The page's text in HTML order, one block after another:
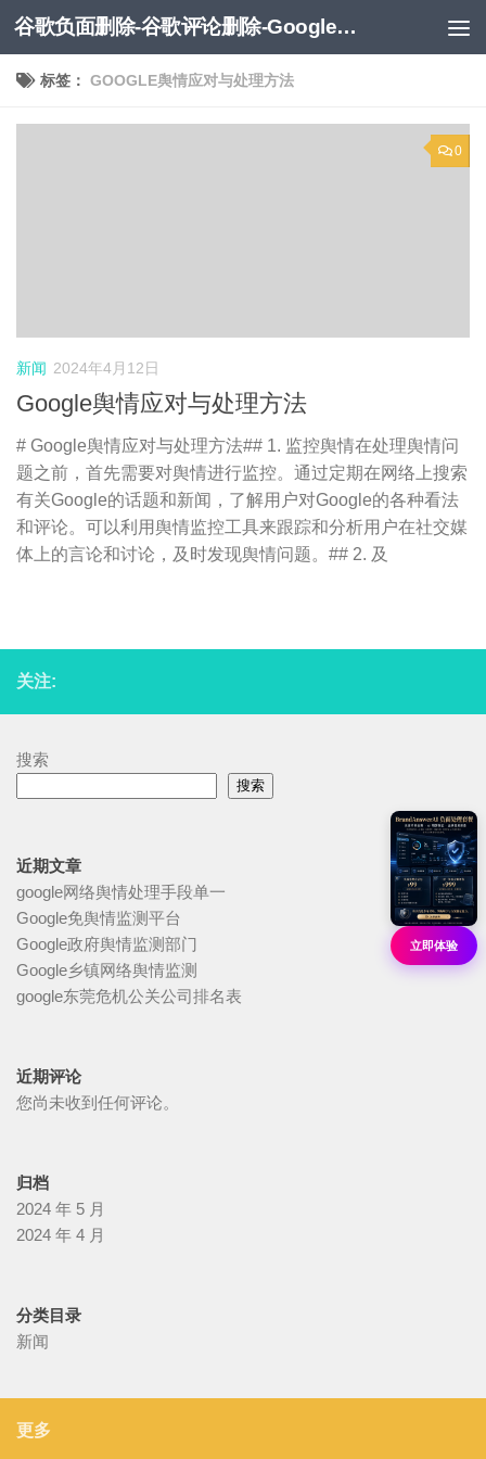
跳至内容 谷歌负面删除-谷歌评论删除-Google负面移除-Google负面评论删除
标签： GOOGLE舆情应对与处理方法
0
新闻 2024年4月12日
Google舆情应对与处理方法
# Google舆情应对与处理方法## 1. 监控舆情在处理舆情问
题之前，首先需要对舆情进行监控。通过定期在网络上搜索
有关Google的话题和新闻，了解用户对Google的各种看法
和评论。可以利用舆情监控工具来跟踪和分析用户在社交媒
体上的言论和讨论，及时发现舆情问题。## 2. 及
关注:
搜索
搜索
近期文章
google网络舆情处理手段单一
Google免舆情监测平台
Google政府舆情监测部门
Google乡镇网络舆情监测
google东莞危机公关公司排名表
近期评论
您尚未收到任何评论。
归档
2024 年 5 月
2024 年 4 月
分类目录
新闻
更多
立即体验